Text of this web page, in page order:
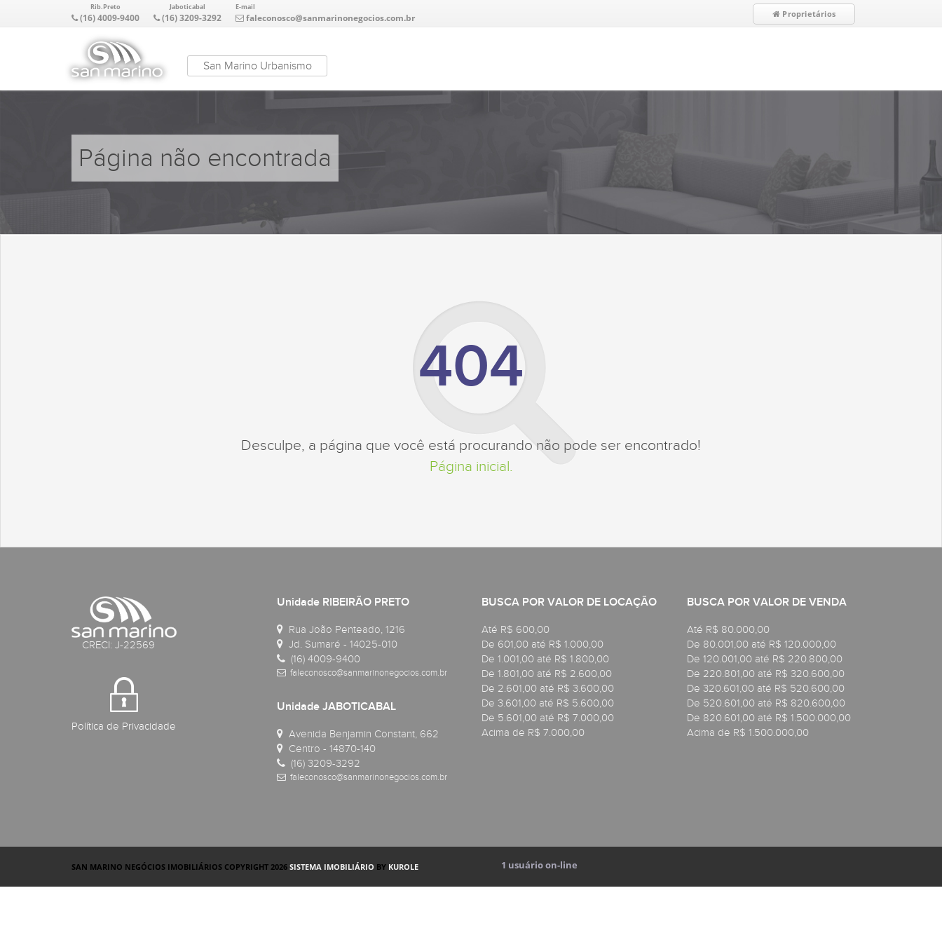
Rib.Preto
(16) 4009-9400
Jaboticabal
(16) 3209-3292
E-mail
faleconosco@sanmarinonegocios.com.br Proprietários
San Marino Urbanismo
Página não encontrada
404
Desculpe, a página que você está procurando não pode ser encontrado!
Página inicial.
CRECI: J-22569
Política de Privacidade
Unidade RIBEIRÃO PRETO
Rua João Penteado, 1216
Jd. Sumaré - 14025-010
(16) 4009-9400
faleconosco@sanmarinonegocios.com.br
Unidade JABOTICABAL
Avenida Benjamin Constant, 662
Centro - 14870-140
(16) 3209-3292
faleconosco@sanmarinonegocios.com.br
BUSCA POR VALOR DE LOCAÇÃO
Até R$ 600,00
De 601,00 até R$ 1.000,00
De 1.001,00 até R$ 1.800,00
De 1.801,00 até R$ 2.600,00
De 2.601,00 até R$ 3.600,00
De 3.601,00 até R$ 5.600,00
De 5.601,00 até R$ 7.000,00
Acima de R$ 7.000,00
BUSCA POR VALOR DE VENDA
Até R$ 80.000,00
De 80.001,00 até R$ 120.000,00
De 120.001,00 até R$ 220.800,00
De 220.801,00 até R$ 320.600,00
De 320.601,00 até R$ 520.600,00
De 520.601,00 até R$ 820.600,00
De 820.601,00 até R$ 1.500.000,00
Acima de R$ 1.500.000,00
SAN MARINO NEGÓCIOS IMOBILIÁRIOS COPYRIGHT 2026 SISTEMA IMOBILIÁRIO BY KUROLE 1 usuário on-line